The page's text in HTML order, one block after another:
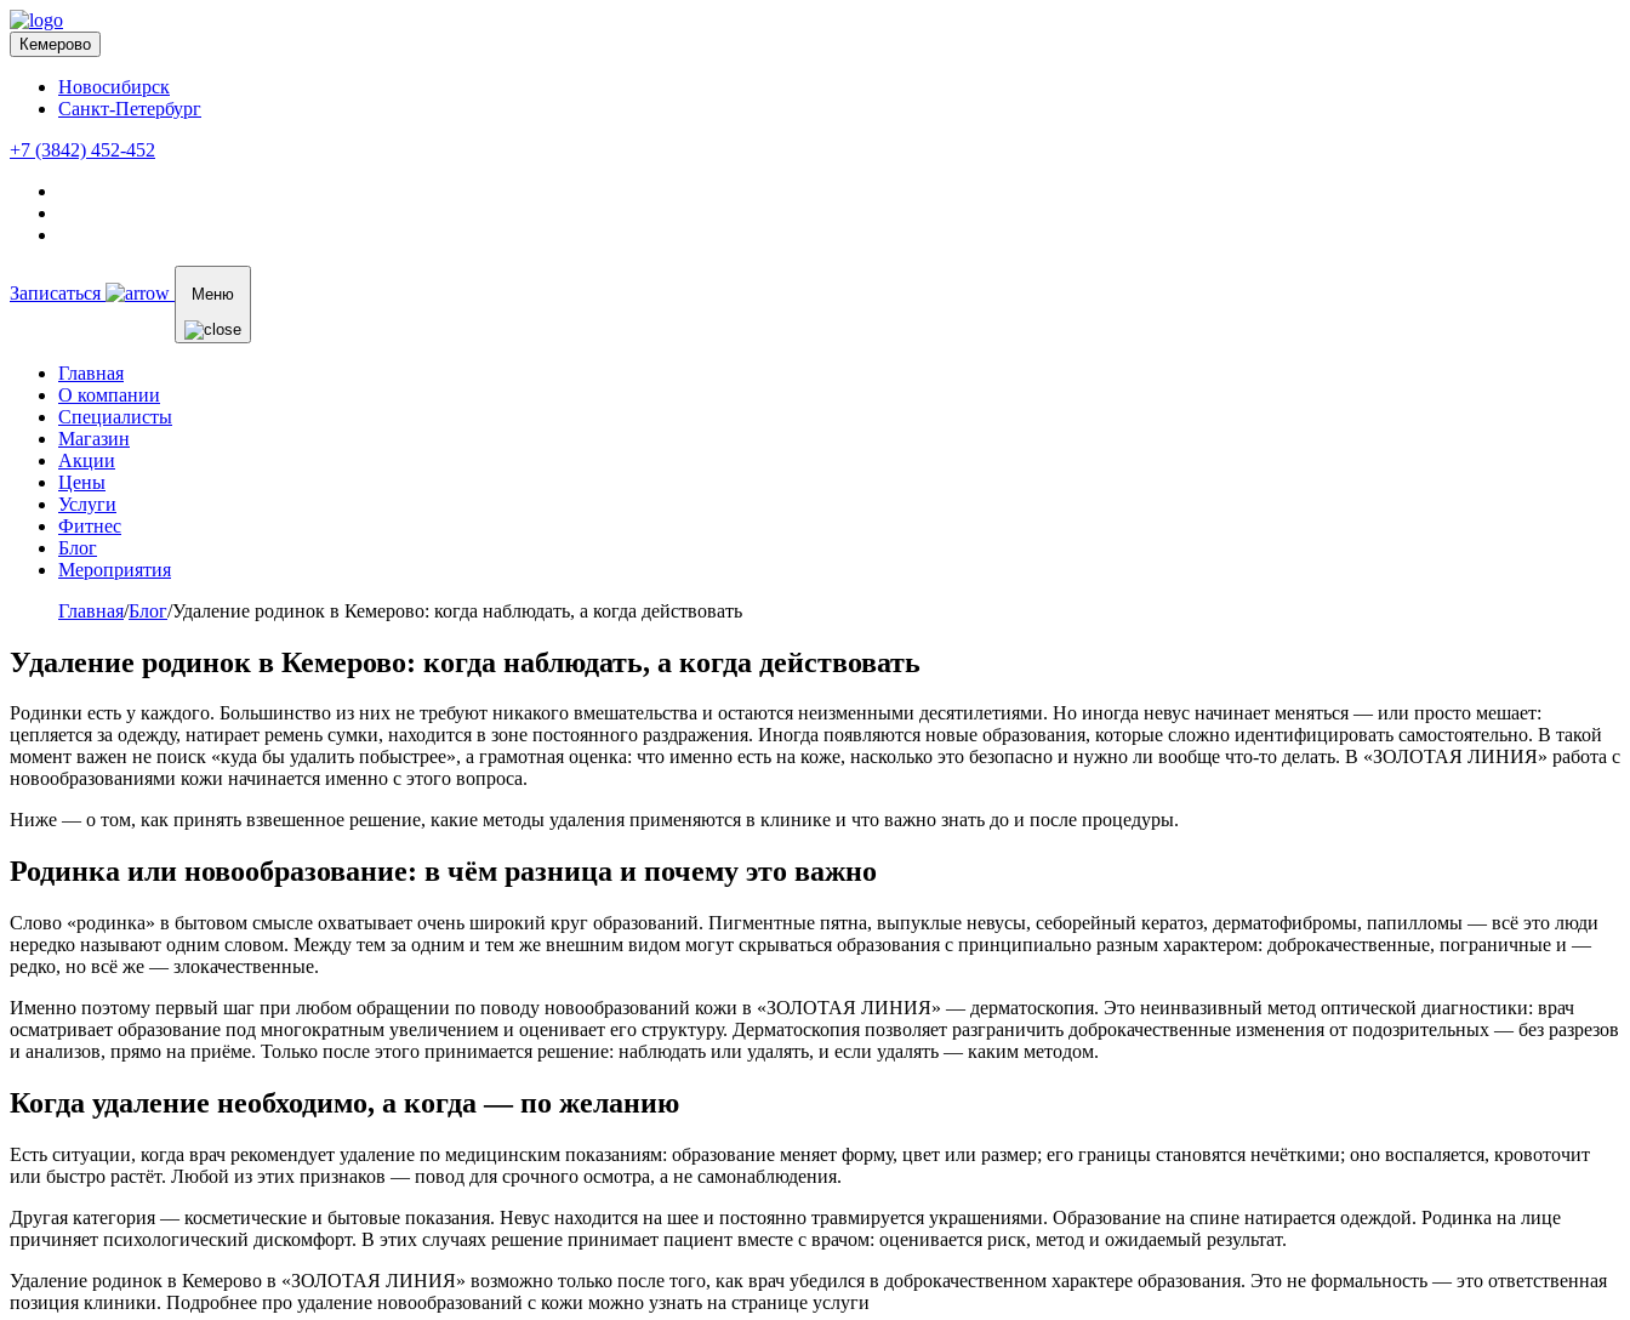
Кемерово
Новосибирск
Санкт-Петербург
+7 (3842) 452-452
Записаться Меню
Главная
О компании
Специалисты
Магазин
Акции
Цены
Услуги
Фитнес
Блог
Мероприятия
Главная/Блог/Удаление родинок в Кемерово: когда наблюдать, а когда действовать
Удаление родинок в Кемерово: когда наблюдать, а когда действовать
Родинки есть у каждого. Большинство из них не требуют никакого вмешательства и остаются неизменными десятилетиями. Но иногда невус начинает меняться — или просто мешает:
цепляется за одежду, натирает ремень сумки, находится в зоне постоянного раздражения. Иногда появляются новые образования, которые сложно идентифицировать самостоятельно. В такой
момент важен не поиск «куда бы удалить побыстрее», а грамотная оценка: что именно есть на коже, насколько это безопасно и нужно ли вообще что-то делать. В «ЗОЛОТАЯ ЛИНИЯ» работа с
новообразованиями кожи начинается именно с этого вопроса.
Ниже — о том, как принять взвешенное решение, какие методы удаления применяются в клинике и что важно знать до и после процедуры.
Родинка или новообразование: в чём разница и почему это важно
Слово «родинка» в бытовом смысле охватывает очень широкий круг образований. Пигментные пятна, выпуклые невусы, себорейный кератоз, дерматофибромы, папилломы — всё это люди
нередко называют одним словом. Между тем за одним и тем же внешним видом могут скрываться образования с принципиально разным характером: доброкачественные, пограничные и —
редко, но всё же — злокачественные.
Именно поэтому первый шаг при любом обращении по поводу новообразований кожи в «ЗОЛОТАЯ ЛИНИЯ» — дерматоскопия. Это неинвазивный метод оптической диагностики: врач
осматривает образование под многократным увеличением и оценивает его структуру. Дерматоскопия позволяет разграничить доброкачественные изменения от подозрительных — без разрезов
и анализов, прямо на приёме. Только после этого принимается решение: наблюдать или удалять, и если удалять — каким методом.
Когда удаление необходимо, а когда — по желанию
Есть ситуации, когда врач рекомендует удаление по медицинским показаниям: образование меняет форму, цвет или размер; его границы становятся нечёткими; оно воспаляется, кровоточит
или быстро растёт. Любой из этих признаков — повод для срочного осмотра, а не самонаблюдения.
Другая категория — косметические и бытовые показания. Невус находится на шее и постоянно травмируется украшениями. Образование на спине натирается одеждой. Родинка на лице
причиняет психологический дискомфорт. В этих случаях решение принимает пациент вместе с врачом: оценивается риск, метод и ожидаемый результат.
Удаление родинок в Кемерово в «ЗОЛОТАЯ ЛИНИЯ» возможно только после того, как врач убедился в доброкачественном характере образования. Это не формальность — это ответственная
позиция клиники. Подробнее про удаление новообразований с кожи можно узнать на странице услуги